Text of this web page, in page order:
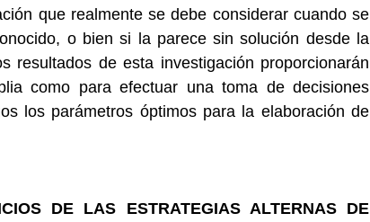
que realmente se debe considerar cuando se
o bien si la parece sin solución desde la
resultados de esta investigación proporcionarán
como para efectuar una toma de decisiones
los parámetros óptimos para la elaboración de
DE LAS ESTRATEGIAS ALTERNAS DE